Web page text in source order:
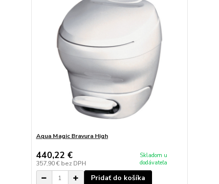
Aqua Magic Bravura High
440,22 €
357,90 € bez DPH
Skladom u
dodávateľa
Pridať do košíka